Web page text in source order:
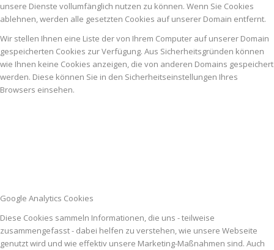
unsere Dienste vollumfänglich nutzen zu können. Wenn Sie Cookies
ablehnen, werden alle gesetzten Cookies auf unserer Domain entfernt.
Wir stellen Ihnen eine Liste der von Ihrem Computer auf unserer Domain
gespeicherten Cookies zur Verfügung. Aus Sicherheitsgründen können
wie Ihnen keine Cookies anzeigen, die von anderen Domains gespeichert
werden. Diese können Sie in den Sicherheitseinstellungen Ihres
Browsers einsehen.
Google Analytics Cookies
Diese Cookies sammeln Informationen, die uns - teilweise
zusammengefasst - dabei helfen zu verstehen, wie unsere Webseite
genutzt wird und wie effektiv unsere Marketing-Maßnahmen sind. Auch